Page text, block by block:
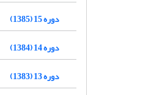
دوره 15 (1385)
دوره 14 (1384)
دوره 13 (1383)